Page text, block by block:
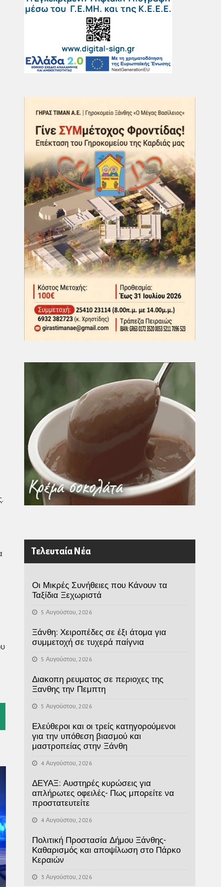
Τελευταία Νέα
Οι Μικρές Συνήθειες που Κάνουν τα
Ταξίδια Ξεχωριστά
5 Αυγούστου, 2026
Ξάνθη: Χειροπέδες σε έξι άτομα για
συμμετοχή σε τυχερά παίγνια
5 Αυγούστου, 2026
Διακοπη ρευματος σε περιοχες της
Ξανθης την Πεμπτη
5 Αυγούστου, 2026
Ελεύθεροι και οι τρείς κατηγορούμενοι
για την υπόθεση βιασμού και
μαστροπείας στην Ξάνθη
4 Αυγούστου, 2026
ΔΕΥΑΞ: Αυστηρές κυρώσεις για
απλήρωτες οφειλές- Πως μπορείτε να
προστατευτείτε
4 Αυγούστου, 2026
Πολιτική Προστασία Δήμου Ξάνθης-
Καθαρισμός και αποψίλωση στο Πάρκο
Κεραιών
3 Αυγούστου, 2026